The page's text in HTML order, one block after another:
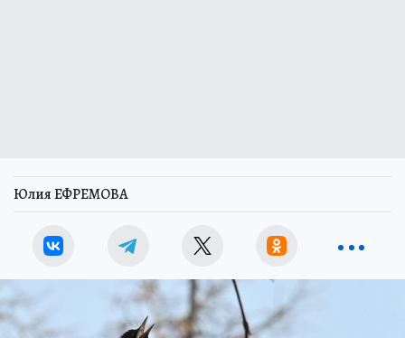
Юлия ЕФРЕМОВА